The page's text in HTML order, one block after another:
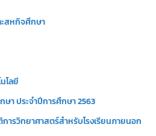
สหกิจศึกษา
โลยี
า ประจำปีการศึกษา 2563
รวิทยาศาสตร์สำหรับโรงเรียนภายนอก